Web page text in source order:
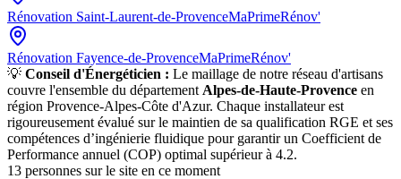
Rénovation Saint-Laurent-de-ProvenceMaPrimeRénov'
Rénovation Fayence-de-ProvenceMaPrimeRénov'
💡 Conseil d'Énergéticien : Le maillage de notre réseau d'artisans
couvre l'ensemble du département Alpes-de-Haute-Provence en
région Provence-Alpes-Côte d'Azur. Chaque installateur est
rigoureusement évalué sur le maintien de sa qualification RGE et ses
compétences d’ingénierie fluidique pour garantir un Coefficient de
Performance annuel (COP) optimal supérieur à 4.2.
13 personnes sur le site en ce moment